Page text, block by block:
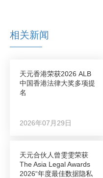
相关新闻
天元香港荣获2026 ALB
中国香港法律大奖多项提
名
2026年07月29日
天元合伙人曾雯雯荣获
The Asia Legal Awards
2026“年度最佳数据隐私